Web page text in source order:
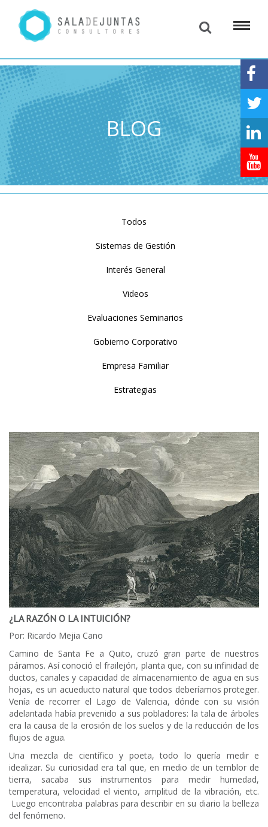
BLOG
Todos
Sistemas de Gestión
Interés General
Videos
Evaluaciones Seminarios
Gobierno Corporativo
Empresa Familiar
Estrategias
¿LA RAZÓN O LA INTUICIÓN?
Por: Ricardo Mejia Cano
Camino de Santa Fe a Quito, cruzó gran parte de nuestros
páramos. Así conoció el frailejón, planta que, con su infinidad de
ductos, canales y capacidad de almacenamiento de agua en sus
hojas, es un acueducto natural que todos deberíamos proteger.
Venía de recorrer el Lago de Valencia, dónde con su visión
adelantada había prevenido a sus pobladores: la tala de árboles
era la causa de la erosión de los suelos y de la reducción de los
flujos de agua.
Una mezcla de científico y poeta, todo lo quería medir e
idealizar. Su curiosidad era tal que, en medio de un temblor de
tierra, sacaba sus instrumentos para medir humedad,
temperatura, velocidad el viento, amplitud de la vibración, etc.
Luego encontraba palabras para describir en su diario la belleza
del fenómeno.